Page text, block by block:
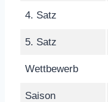
4. Satz
5. Satz
Wettbewerb
Saison